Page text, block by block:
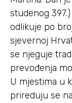
studenog
odlikuje po
sjevernoj
se njeguje
prevođenja
U mjestima u
prireduju se